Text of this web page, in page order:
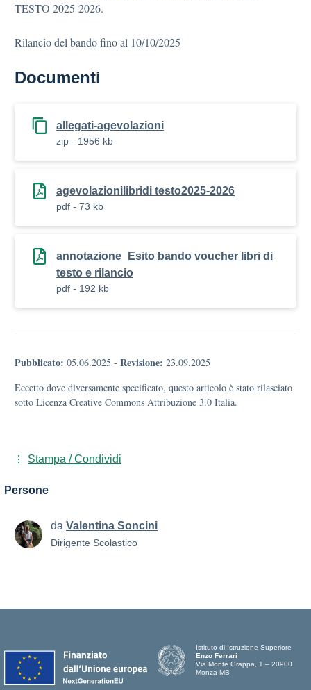
TESTO 2025-2026.
Rilancio del bando fino al 10/10/2025
Documenti
allegati-agevolazioni
zip - 1956 kb
agevolazionilibridi testo2025-2026
pdf - 73 kb
annotazione_Esito bando voucher libri di
testo e rilancio
pdf - 192 kb
Pubblicato: 05.06.2025 - Revisione: 23.09.2025
Eccetto dove diversamente specificato, questo articolo è stato rilasciato
sotto Licenza Creative Commons Attribuzione 3.0 Italia.
Stampa / Condividi
Persone
da Valentina Soncini
Dirigente Scolastico
Istituto di Istruzione Superiore
Enzo Ferrari
Via Monte Grappa, 1 – 20900
Monza MB